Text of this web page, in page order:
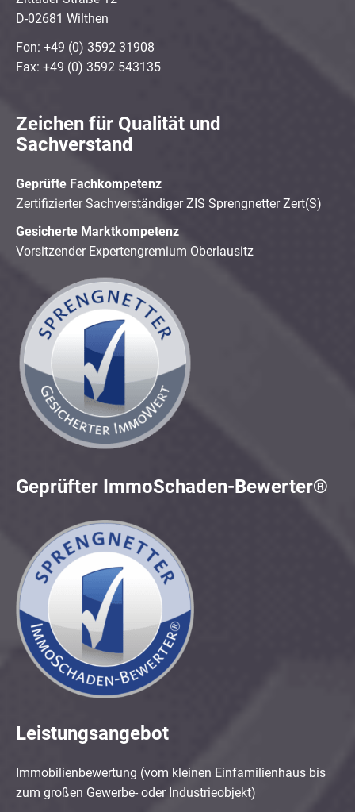
D-02681 Wilthen
Fon: +49 (0) 3592 31908
Fax: +49 (0) 3592 543135
Zeichen für Qualität und
Sachverstand
Geprüfte Fachkompetenz
Zertifizierter Sachverständiger ZIS Sprengnetter Zert(S)
Gesicherte Marktkompetenz
Vorsitzender Expertengremium Oberlausitz
Geprüfter ImmoSchaden-Bewerter®
Leistungsangebot
Immobilienbewertung (vom kleinen Einfamilienhaus bis
zum großen Gewerbe- oder Industrieobjekt)